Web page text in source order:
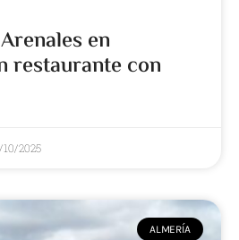
en
restaurante con
2025
ALMERÍA